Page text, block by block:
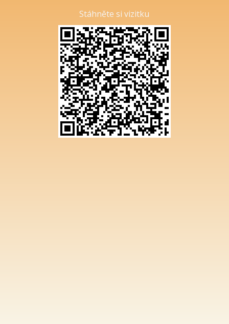
Stáhněte si vizitku